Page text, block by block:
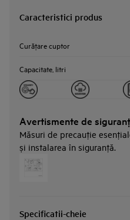
Caracteristici produs
Curăţare cuptor
Capacitate, litri
Avertismente de
Măsuri de precauţie
și instalarea în siguranţă.
Specificatii-cheie